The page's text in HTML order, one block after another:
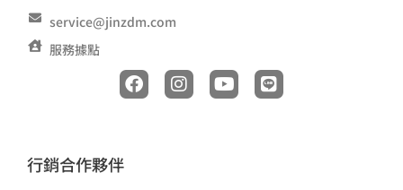
service@jinzdm.com
服務據點
F
a
c
I
n
s
Y
o
u
L
i
n
行銷合作夥伴